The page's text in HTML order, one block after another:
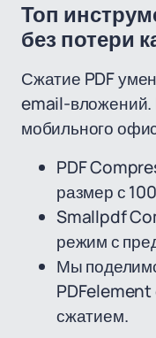
Топ
без потери
Сжатие PDF
email-вложений.
мобильного
PDF
размер с
Smallpdf
режим с
Мы
сжатием.